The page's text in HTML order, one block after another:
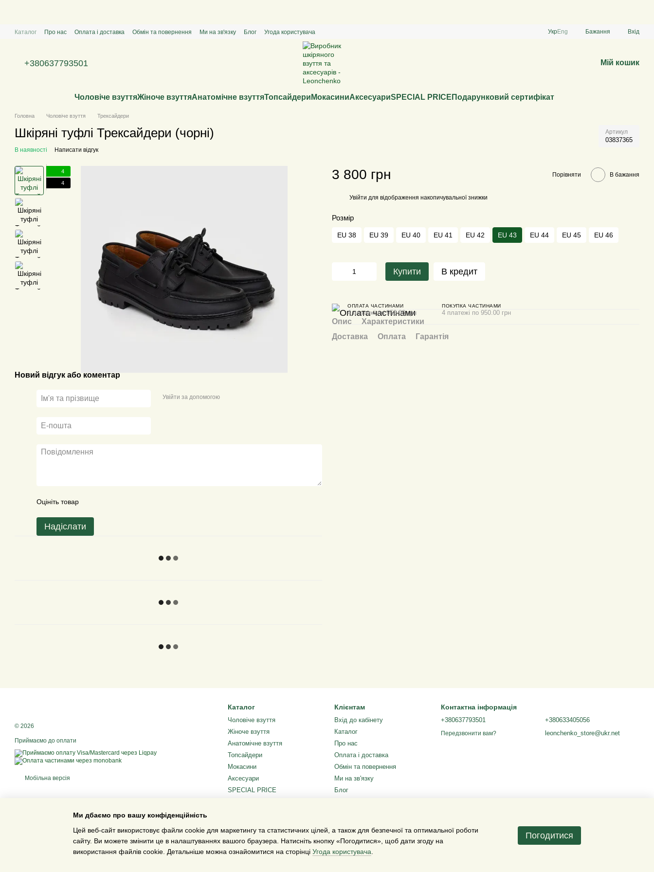
Каталог Про нас Оплата і доставка Обмін та повернення Ми на зв'язку Блог Угода користувача УкрEng Бажання Вхід
+380637793501 Мій кошик
Чоловіче взуттяЖіноче взуттяАнатомічне взуттяТопсайдери МокасиниАксесуариSPECIAL PRICE Подарунковий сертифікат
Головна Чоловіче взуття Трексайдери
Шкіряні туфлі Трексайдери (чорні) Артикул
03837365
В наявності Написати відгук
4
4
Новий відгук або коментар
Увійти за допомогою
Оцініть товар
Надіслати
3 800 грн Порівняти В бажання
Увійти для відображення накопичувальної знижки
Розмір
EU 38 EU 39 EU 40 EU 41 EU 42 EU 43 EU 44 EU 45 EU 46
Купити В кредит
ОПЛАТА ЧАСТИНАМИ
4 платежі по 950.00 грн
ПОКУПКА ЧАСТИНАМИ
4 платежі по 950.00 грн
Опис
Характеристики
Доставка
Оплата Гарантія
© 2026
Приймаємо до оплати
Мобільна версія
Інтернет-магазин створений з Хорошоп
Каталог
Чоловіче взуття
Жіноче взуття
Анатомічне взуття
Топсайдери
Мокасини
Аксесуари
SPECIAL PRICE
Клієнтам
Вхід до кабінету
Каталог
Про нас
Оплата і доставка
Обмін та повернення
Ми на зв'язку
Блог
Контактна інформація
+380637793501
Передзвонити вам?
+380633405056
leonchenko_store@ukr.net
Ми дбаємо про вашу конфіденційність
Цей веб-сайт використовує файли cookie для маркетингу та статистичних цілей, а також для безпечної та оптимальної роботи
сайту. Ви можете змінити це в налаштуваннях вашого браузера. Натисніть кнопку «Погодитися», щоб дати згоду на
використання файлів cookie. Детальніше можна ознайомитися на сторінці Угода користувача
Погодитися